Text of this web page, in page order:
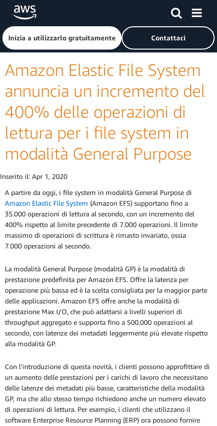
Passa al contenuto principale
Fai clic qui per tornare alla home page di Amazon Web
Inizia a utilizzarlo gratuitamente Contattaci
Amazon Elastic File System
annuncia un incremento del
400% delle operazioni di
lettura per i file system in
modalità General Purpose
Inserito il: Apr 1, 2020
A partire da oggi, i file system in modalità General Purpose di
Amazon Elastic File System (Amazon EFS) supportano fino a
35.000 operazioni di lettura al secondo, con un incremento del
400% rispetto al limite precedente di 7.000 operazioni. Il limite
massimo di operazioni di scrittura è rimasto invariato, ossia
7.000 operazioni al secondo.
La modalità General Purpose (modalità GP) è la modalità di
prestazione predefinita per Amazon EFS. Offre la latenza per
operazione più bassa ed è la scelta consigliata per la maggior parte
delle applicazioni. Amazon EFS offre anche la modalità di
prestazione Max I/O, che può adattarsi a livelli superiori di
throughput aggregato e supporta fino a 500.000 operazioni al
secondo, con latenze dei metadati leggermente più elevate rispetto
alla modalità GP.
Con l'introduzione di questa novità, i clienti possono approfittare di
un aumento delle prestazioni per i carichi di lavoro che necessitano
delle latenze dei metadati più basse, caratteristiche della modalità
GP, ma che allo stesso tempo richiedono anche un numero elevato
di operazioni di lettura. Per esempio, i clienti che utilizzano il
software Enterprise Resource Planning (ERP) ora possono fornire